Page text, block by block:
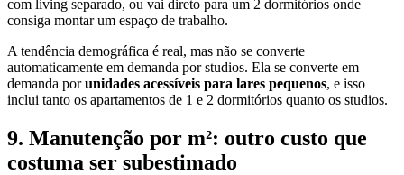
com living separado, ou vai direto para um 2 dormitórios onde
consiga montar um espaço de trabalho.
A tendência demográfica é real, mas não se converte
automaticamente em demanda por studios. Ela se converte em
demanda porunidades acessíveis para lares pequenos, e isso
inclui tanto os apartamentos de 1 e 2 dormitórios quanto os studios.
9. Manutenção por m²: outro custo que
costuma ser subestimado